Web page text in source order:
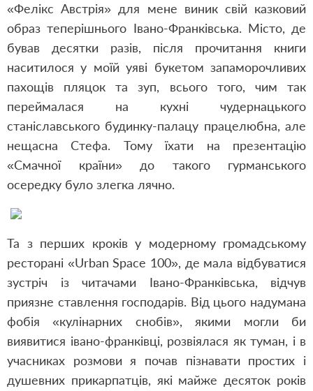
«Фелікс Австрія» для мене виник свій казковий
образ теперішнього Івано-Франківська. Місто, де
бував десятки разів, після прочитання книги
наситилося у моїй уяві букетом запаморочливих
пахощів пляцок та зуп, всього того, чим так
переймалася на кухні чудернацького
станіславського будинку-палацу працелюбна, але
нещасна Стефа. Тому їхати на презентацію
«Смачної країни» до такого гурманського
осередку було злегка лячно.
Та з перших кроків у модерному громадському
ресторані «Urban Space 100», де мала відбуватися
зустріч із читачами Івано-Франківська, відчув
приязне ставлення господарів. Від цього надумана
фобія «кулінарних снобів», якими могли би
виявитися івано-франківці, розвіялася як туман, і в
учасниках розмови я почав пізнавати простих і
душевних прикарпатців, які майже десяток років